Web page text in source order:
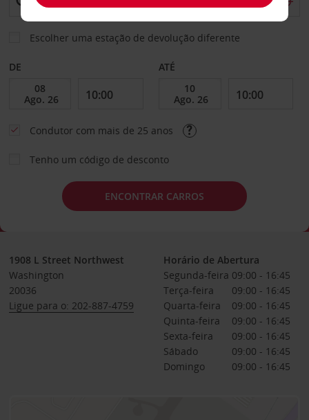
Escolher uma estação de devolução diferente
DE ATÉ
Condutor com mais de 25 anos
Tenho um código de desconto
ENCONTRAR CARROS
1908 L Street Northwest
Washington
20036
Ligue para o: 202-887-4759
Horário de Abertura
Segunda-feira 09:00 - 16:45
Terça-feira
09:00 - 16:45
Quarta-feira
09:00 - 16:45
Quinta-feira
09:00 - 16:45
Sexta-feira
09:00 - 16:45
Sábado
09:00 - 16:45
Domingo
09:00 - 16:45